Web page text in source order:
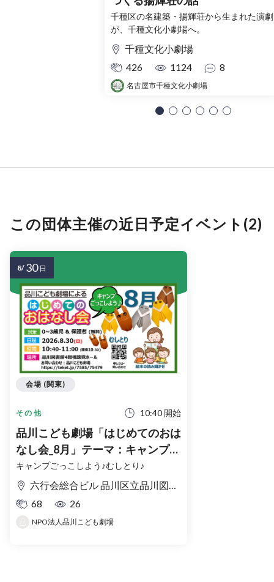
千種区の名建築・揚輝荘から生まれた演劇
が、千種文化小劇場へ。
千種文化小劇場
426
1124 8
名古屋市千種文化小劇場
この団体主催の近日予定イベント(2)
その他 10:40 開始
品川こども劇場「はじめてのおは
なし会_8月」テーマ：キャンプご
っこしよう♪むしとり
♪'26.8.30(日)10:40-11:00(開場
10:30) / 対象：0-3歳+保護者
キャンプごっこしよう♪むしとり♪
六行会総合ビル 品川区立品川図書館 4F視聴覚室
68
26
NPO法人品川こども劇場
会場 (関東)
8/ 30 日